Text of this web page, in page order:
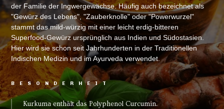
der Familie der Ingwergewächse. Häufig auch bezeichnet als
"Gewürz des Lebens", "Zauberknolle" oder "Powerwurzel"
stammt das mild-würzig mit einer leicht erdig-bitteren
Superfood-Gewürz ursprünglich aus Indien und Südostasien.
Hier wird sie schon seit Jahrhunderten in der Traditionellen
Indischen Medizin und im Ayurveda verwendet.
BESONDERHEIT
Kurkuma enthält das Polyphenol Curcumin.